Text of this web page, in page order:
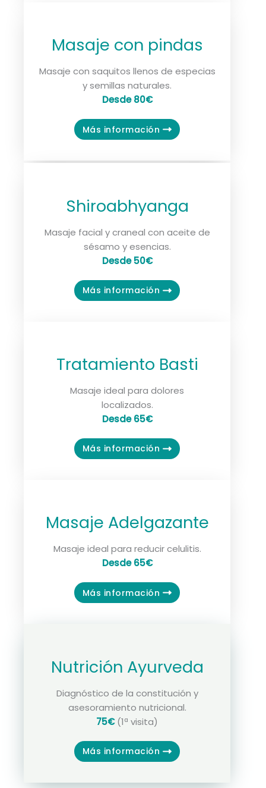
Masaje con pindas
Masaje con saquitos llenos de especias
y semillas naturales.
Desde 80€
Más información
Shiroabhyanga
Masaje facial y craneal con aceite de
sésamo y esencias.
Desde 50€
Más información
Tratamiento Basti
Masaje ideal para dolores
localizados.
Desde 65€
Más información
Masaje Adelgazante
Masaje ideal para reducir celulitis.
Desde 65€
Más información
Nutrición Ayurveda
Diagnóstico de la constitución y
asesoramiento nutricional.
75€(1ª visita)
Más información